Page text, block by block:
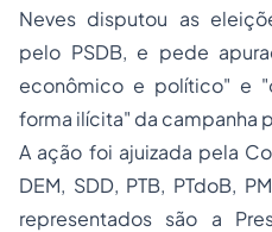
Neves disputou as
pelo PSDB, e pede
econômico e político" e
forma ilícita" da campanha
A ação foi ajuizada pela
DEM, SDD, PTB, PTdoB,
representados são a